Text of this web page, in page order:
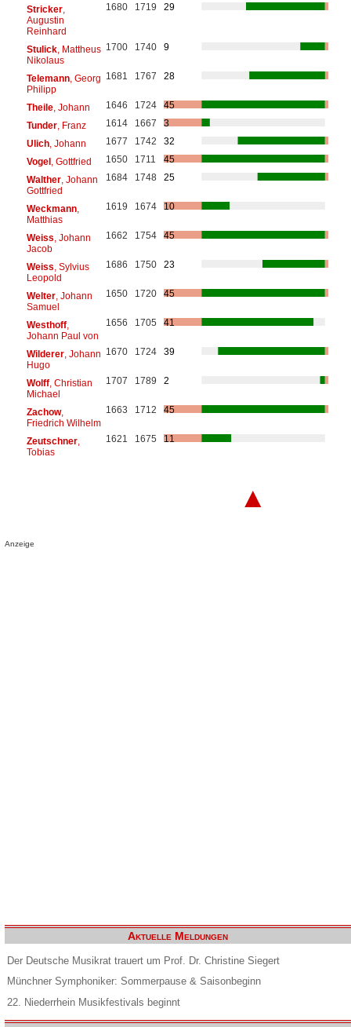
Stricker,
Augustin
Reinhard
1680 1719 29
Stulick, Mattheus
Nikolaus
1700 1740 9
Telemann, Georg
Philipp
1681 1767 28
Theile, Johann 1646 1724
45
Tunder, Franz 1614 1667
3
Ulich, Johann 1677 1742
32
Vogel, Gottfried 1650 1711
45
Walther, Johann
Gottfried
1684 1748 25
Weckmann,
Matthias
1619 1674 10
Weiss , Johann
Jacob
1662 1754 45
Weiss , Sylvius
Leopold
1686 1750 23
Welter, Johann
Samuel
1650 1720 45
Westhoff,
Johann Paul von
1656 1705 41
Wilderer, Johann
Hugo
1670 1724 39
Wolff, Christian
Michael
1707 1789 2
Zachow,
Friedrich Wilhelm
1663 1712 45
Zeutschner,
Tobias
1621 1675 11
▲
Anzeige
Aktuelle Meldungen
Der Deutsche Musikrat trauert um Prof. Dr. Christine Siegert
Münchner Symphoniker: Sommerpause & Saisonbeginn
22. Niederrhein Musikfestivals beginnt